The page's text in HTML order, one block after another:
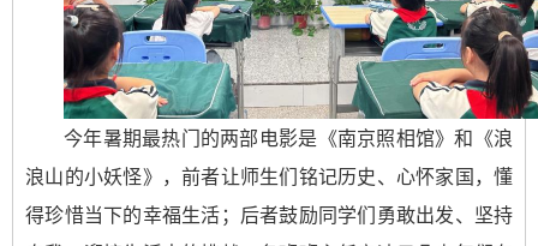
今年暑期最热门的两部电影是《南京照相馆》和《浪
浪山的小妖怪》，前者让师生们铭记历史、心怀家国，懂
得珍惜当下的幸福生活；后者鼓励同学们勇敢出发、坚持